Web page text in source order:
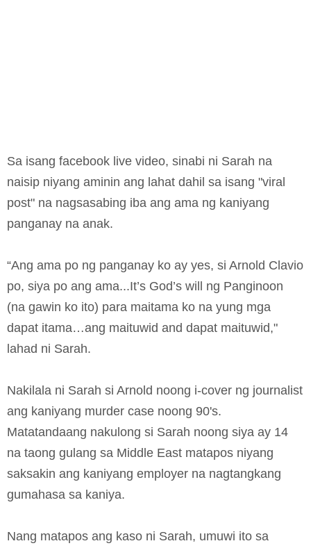
Sa isang facebook live video, sinabi ni Sarah na
naisip niyang aminin ang lahat dahil sa isang "viral
post" na nagsasabing iba ang ama ng kaniyang
panganay na anak.
“Ang ama po ng panganay ko ay yes, si Arnold Clavio
po, siya po ang ama...It’s God’s will ng Panginoon
(na gawin ko ito) para maitama ko na yung mga
dapat itama…ang maituwid and dapat maituwid,"
lahad ni Sarah.
Nakilala ni Sarah si Arnold noong i-cover ng journalist
ang kaniyang murder case noong 90's.
Matatandaang nakulong si Sarah noong siya ay 14
na taong gulang sa Middle East matapos niyang
saksakin ang kaniyang employer na nagtangkang
gumahasa sa kaniya.
Nang matapos ang kaso ni Sarah, umuwi ito sa